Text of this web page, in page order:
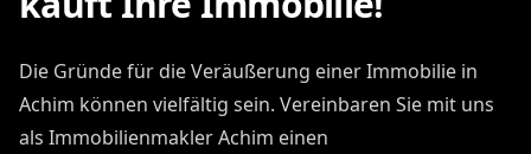
Die Gründe für die Veräußerung einer Immobilie in
Achim können vielfältig sein. Vereinbaren Sie mit uns
als Immobilienmakler Achim einen